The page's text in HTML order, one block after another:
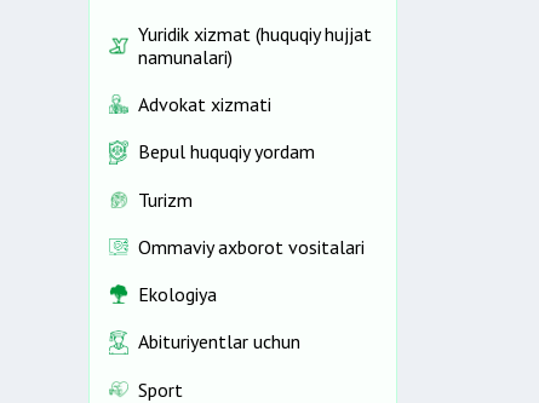
Yuridik xizmat (huquqiy hujjat
namunalari)
Advokat xizmati
Bepul huquqiy yordam
Turizm
Ommaviy axborot vositalari
Ekologiya
Abituriyentlar uchun
Sport